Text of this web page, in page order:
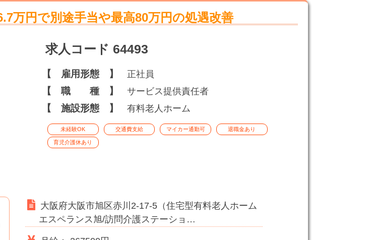
万円で別途手当や最高80万円の処遇改善
未経験OK 交通費支給 マイカー通勤可 退職金あり
育児介護休あり
求人コード 64493
【 雇用形態 】 正社員
【 職 種 】 サービス提供責任者
【 施設形態 】 有料老人ホーム
大阪府大阪市旭区赤川2-17-5（住宅型有料老人ホーム
エスペランス旭/訪問介護ステーショ…